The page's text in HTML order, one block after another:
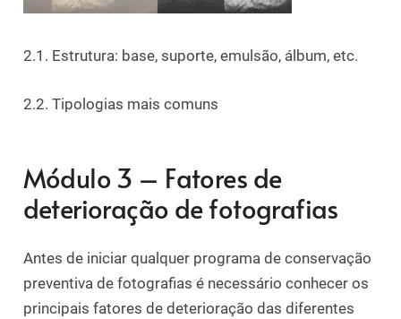
2.1. Estrutura: base, suporte, emulsão, álbum, etc.
2.2. Tipologias mais comuns
Módulo 3 – Fatores de
deterioração de fotografias
Antes de iniciar qualquer programa de conservação
preventiva de fotografias é necessário conhecer os
principais fatores de deterioração das diferentes